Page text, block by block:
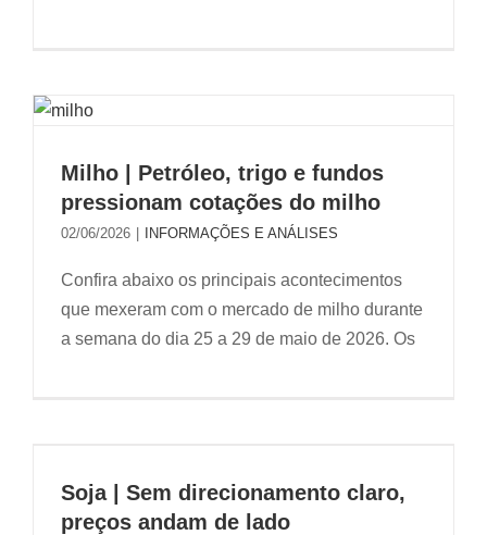
Milho | Petróleo, trigo e fundos
pressionam cotações do milho
02/06/2026 INFORMAÇÕES E ANÁLISES
Confira abaixo os principais acontecimentos
que mexeram com o mercado de milho durante
a semana do dia 25 a 29 de maio de 2026. Os
Soja | Sem direcionamento claro,
preços andam de lado